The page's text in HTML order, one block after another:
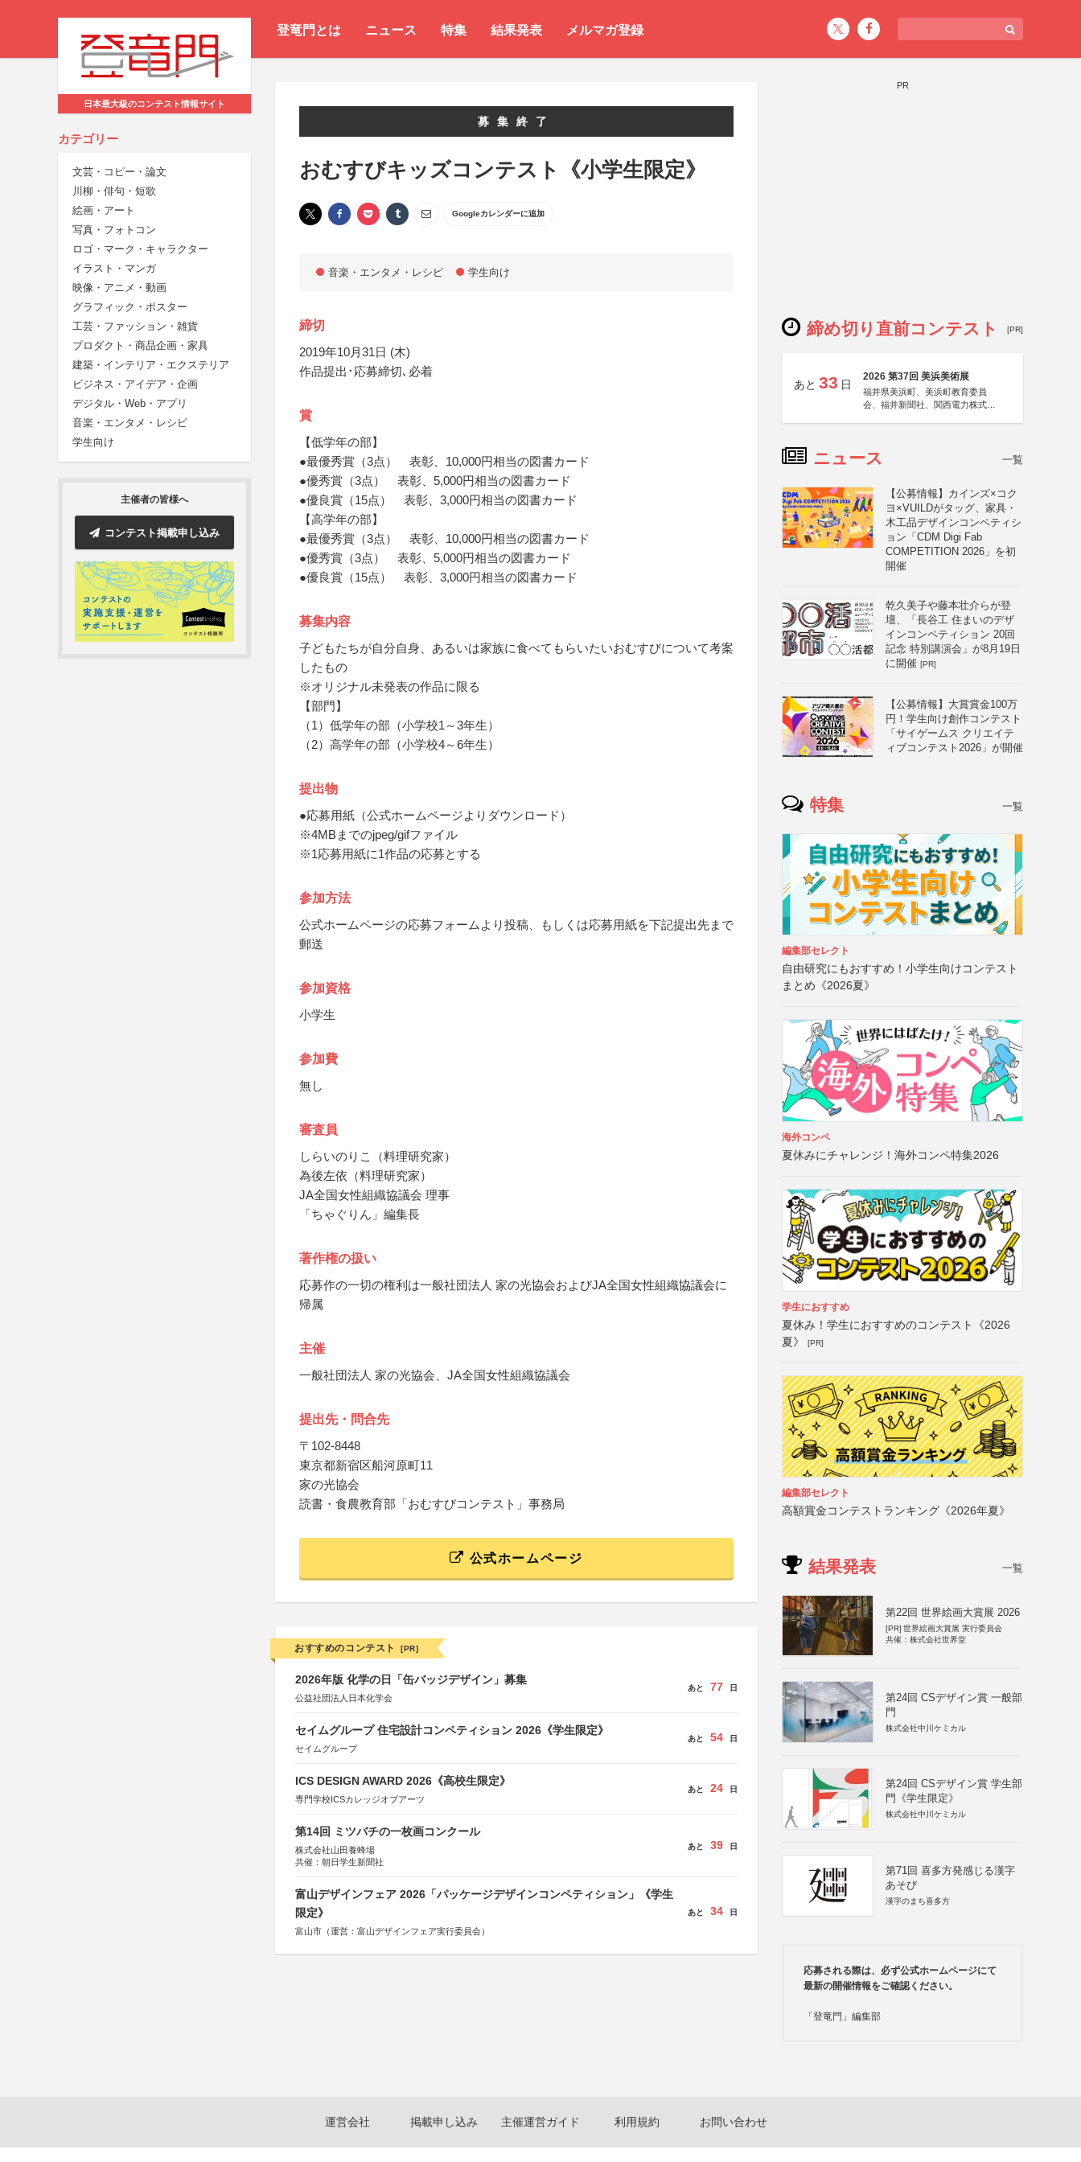
登竜門とは ニュース 特集 結果発表 メルマガ登録
日本最大級のコンテスト情報サイト
カテゴリー
文芸・コピー・論文
川柳・俳句・短歌
絵画・アート
写真・フォトコン
ロゴ・マーク・キャラクター
イラスト・マンガ
映像・アニメ・動画
グラフィック・ポスター
工芸・ファッション・雑貨
プロダクト・商品企画・家具
建築・インテリア・エクステリア
ビジネス・アイデア・企画
デジタル・Web・アプリ
音楽・エンタメ・レシピ
学生向け
主催者の皆様へ
コンテスト掲載申し込み
募集終了
おむすびキッズコンテスト《小学生限定》
Googleカレンダーに追加
音楽・エンタメ・レシピ 学生向け
締切
2019年10月31日 (木)
作品提出･応募締切､必着
賞
【低学年の部】
●最優秀賞（3点） 表彰、10,000円相当の図書カード
●優秀賞（3点） 表彰、5,000円相当の図書カード
●優良賞（15点） 表彰、3,000円相当の図書カード
【高学年の部】
●最優秀賞（3点） 表彰、10,000円相当の図書カード
●優秀賞（3点） 表彰、5,000円相当の図書カード
●優良賞（15点） 表彰、3,000円相当の図書カード
募集内容
子どもたちが自分自身、あるいは家族に食べてもらいたいおむすびについて考案
したもの
※オリジナル未発表の作品に限る
【部門】
（1）低学年の部（小学校1～3年生）
（2）高学年の部（小学校4～6年生）
提出物
●応募用紙（公式ホームページよりダウンロード）
※4MBまでのjpeg/gifファイル
※1応募用紙に1作品の応募とする
参加方法
公式ホームページの応募フォームより投稿、もしくは応募用紙を下記提出先まで
郵送
参加資格
小学生
参加費
無し
審査員
しらいのりこ（料理研究家）
為後左依（料理研究家）
JA全国女性組織協議会 理事
「ちゃぐりん」編集長
著作権の扱い
応募作の一切の権利は一般社団法人 家の光協会およびJA全国女性組織協議会に
帰属
主催
一般社団法人 家の光協会、JA全国女性組織協議会
提出先・問合先
〒102-8448
東京都新宿区船河原町11
家の光協会
読書・食農教育部「おむすびコンテスト」事務局
公式ホームページ
おすすめのコンテスト [PR]
2026年版 化学の日「缶バッジデザイン」募集
公益社団法人日本化学会
あと 77 日
セイムグループ 住宅設計コンペティション 2026《学生限定》
セイムグループ
あと 54 日
ICS DESIGN AWARD 2026《高校生限定》
専門学校ICSカレッジオブアーツ
あと 24 日
第14回 ミツバチの一枚画コンクール
株式会社山田養蜂場
共催：朝日学生新聞社
あと 39 日
富山デザインフェア 2026「パッケージデザインコンペティション」《学生
限定》
富山市（運営：富山デザインフェア実行委員会）
あと 34 日
PR
締め切り直前コンテスト [PR]
あと 33 日
2026 第37回 美浜美術展
福井県美浜町、美浜町教育委員
会、福井新聞社、関西電力株式会
ニュース 一覧
【公募情報】カインズ×コク
ヨ×VUILDがタッグ、家具・
木工品デザインコンペティシ
ョン「CDM Digi Fab
COMPETITION 2026」を初
開催
乾久美子や藤本壮介らが登
壇、「長谷工 住まいのデザ
インコンペティション 20回
記念 特別講演会」が8月19日
に開催 [PR]
【公募情報】大賞賞金100万
円！学生向け創作コンテスト
「サイゲームス クリエイテ
ィブコンテスト2026」が開催
特集 一覧
編集部セレクト
自由研究にもおすすめ！小学生向けコンテスト
まとめ《2026夏》
海外コンペ
夏休みにチャレンジ！海外コンペ特集2026
学生におすすめ
夏休み！学生におすすめのコンテスト《2026
夏》
[PR]
編集部セレクト
高額賞金コンテストランキング《2026年夏》
結果発表 一覧
第22回 世界絵画大賞展 2026
[PR] 世界絵画大賞展 実行委員会
共催：株式会社世界堂
第24回 CSデザイン賞 一般部
門
株式会社中川ケミカル
第24回 CSデザイン賞 学生部
門《学生限定》
株式会社中川ケミカル
第71回 喜多方発感じる漢字
あそび
漢字のまち喜多方
応募される際は、必ず公式ホームページにて
最新の開催情報をご確認ください。
「登竜門」編集部
運営会社 掲載申し込み 主催運営ガイド 利用規約 お問い合わせ